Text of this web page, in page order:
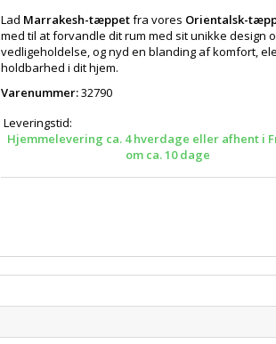
Lad Marrakesh-tæppetfra vores Orientalsk-
med til at forvandle dit rum med sit unikke design
vedligeholdelse, og nyd en blanding af komfort,
holdbarhed i dit hjem.
Varenummer:32790
Leveringstid:
Hjemmelevering ca. 4 hverdage eller afhent i
om ca. 10 dage